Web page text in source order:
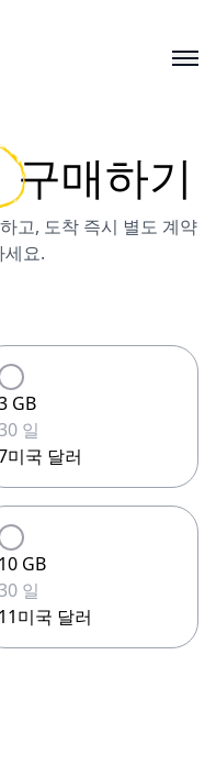
구매하기
고, 도착 즉시 별도 계약
요.
GB
일
미국 달러
10 GB
일
11미국 달러